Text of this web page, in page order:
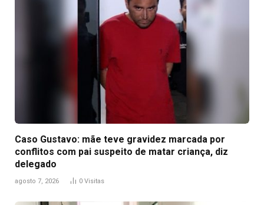
Caso Gustavo: mãe teve gravidez marcada por
conflitos com pai suspeito de matar criança, diz
delegado
agosto 7, 2026 0 Visitas